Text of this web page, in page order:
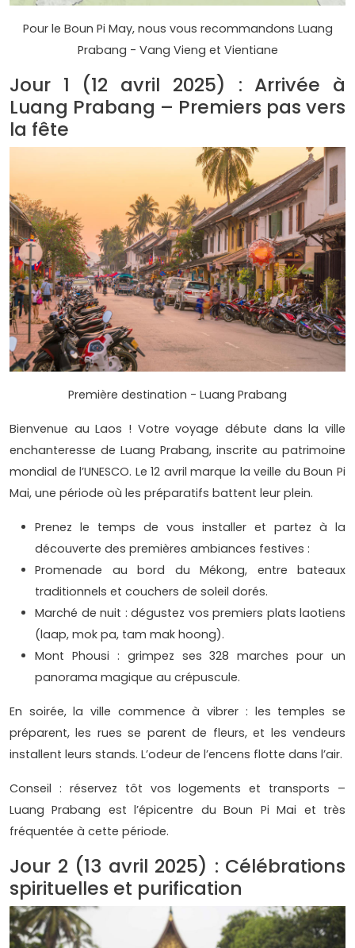
Pour le Boun Pi May, nous vous recommandons Luang
Prabang - Vang Vieng et Vientiane
Jour 1 (12 avril 2025) : Arrivée à
Luang Prabang – Premiers pas vers
la fête
Première destination - Luang Prabang
Bienvenue au Laos ! Votre voyage débute dans la ville
enchanteresse de Luang Prabang, inscrite au patrimoine
mondial de l’UNESCO. Le 12 avril marque la veille du Boun Pi
Mai, une période où les préparatifs battent leur plein.
Prenez le temps de vous installer et partez à la
découverte des premières ambiances festives :
Promenade au bord du Mékong, entre bateaux
traditionnels et couchers de soleil dorés.
Marché de nuit : dégustez vos premiers plats laotiens
(laap, mok pa, tam mak hoong).
Mont Phousi : grimpez ses 328 marches pour un
panorama magique au crépuscule.
En soirée, la ville commence à vibrer : les temples se
préparent, les rues se parent de fleurs, et les vendeurs
installent leurs stands. L’odeur de l’encens flotte dans l’air.
Conseil : réservez tôt vos logements et transports –
Luang Prabang est l’épicentre du Boun Pi Mai et très
fréquentée à cette période.
Jour 2 (13 avril 2025) : Célébrations
spirituelles et purification